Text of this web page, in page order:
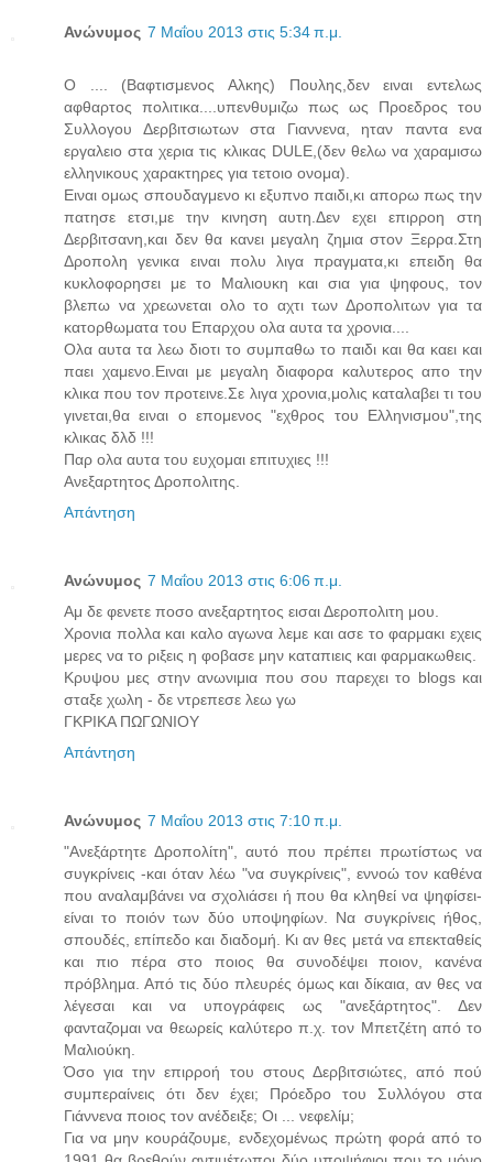
Ανώνυμος 7 Μαΐου 2013 στις 5:34 π.μ.
Ο .... (Βαφτισμενος Αλκης) Πουλης,δεν ειναι εντελως
αφθαρτος πολιτικα....υπενθυμιζω πως ως Προεδρος του
Συλλογου Δερβιτσιωτων στα Γιαννενα, ηταν παντα ενα
εργαλειο στα χερια τις κλικας DULE,(δεν θελω να χαραμισω
ελληνικους χαρακτηρες για τετοιο ονομα).
Ειναι ομως σπουδαγμενο κι εξυπνο παιδι,κι απορω πως την
πατησε ετσι,με την κινηση αυτη.Δεν εχει επιρροη στη
Δερβιτσανη,και δεν θα κανει μεγαλη ζημια στον Ξερρα.Στη
Δροπολη γενικα ειναι πολυ λιγα πραγματα,κι επειδη θα
κυκλοφορησει με το Μαλιουκη και σια για ψηφους, τον
βλεπω να χρεωνεται ολο το αχτι των Δροπολιτων για τα
κατορθωματα του Επαρχου ολα αυτα τα χρονια....
Ολα αυτα τα λεω διοτι το συμπαθω το παιδι και θα καει και
παει χαμενο.Ειναι με μεγαλη διαφορα καλυτερος απο την
κλικα που τον προτεινε.Σε λιγα χρονια,μολις καταλαβει τι του
γινεται,θα ειναι ο επομενος "εχθρος του Ελληνισμου",της
κλικας δλδ !!!
Παρ ολα αυτα του ευχομαι επιτυχιες !!!
Ανεξαρτητος Δροπολιτης.
Απάντηση
Ανώνυμος 7 Μαΐου 2013 στις 6:06 π.μ.
Αμ δε φενετε ποσο ανεξαρτητος εισαι Δεροπολιτη μου.
Χρονια πολλα και καλο αγωνα λεμε και ασε το φαρμακι εχεις
μερες να το ριξεις η φοβασε μην καταπιεις και φαρμακωθεις.
Κρυψου μες στην ανωνιμια που σου παρεχει το blogs και
σταξε χωλη - δε ντρεπεσε λεω γω
ΓΚΡΙΚΑ ΠΩΓΩΝΙΟΥ
Απάντηση
Ανώνυμος 7 Μαΐου 2013 στις 7:10 π.μ.
"Ανεξάρτητε Δροπολίτη", αυτό που πρέπει πρωτίστως να
συγκρίνεις -και όταν λέω "να συγκρίνεις", εννοώ τον καθένα
που αναλαμβάνει να σχολιάσει ή που θα κληθεί να ψηφίσει-
είναι το ποιόν των δύο υποψηφίων. Να συγκρίνεις ήθος,
σπουδές, επίπεδο και διαδομή. Κι αν θες μετά να επεκταθείς
και πιο πέρα στο ποιος θα συνοδέψει ποιον, κανένα
πρόβλημα. Από τις δύο πλευρές όμως και δίκαια, αν θες να
λέγεσαι και να υπογράφεις ως "ανεξάρτητος". Δεν
φανταζομαι να θεωρείς καλύτερο π.χ. τον Μπετζέτη από το
Μαλιούκη.
Όσο για την επιρροή του στους Δερβιτσιώτες, από πού
συμπεραίνεις ότι δεν έχει; Πρόεδρο του Συλλόγου στα
Γιάννενα ποιος τον ανέδειξε; Οι ... νεφελίμ;
Για να μην κουράζουμε, ενδεχομένως πρώτη φορά από το